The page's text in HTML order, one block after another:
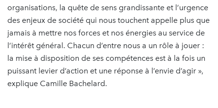
organisations, la quête de sens grandissante et l’urgence
des enjeux de société qui nous touchent appelle plus que
jamais à mettre nos forces et nos énergies au service de
l’intérêt général. Chacun d’entre nous a un rôle à jouer :
la mise à disposition de ses compétences est à la fois un
puissant levier d’action et une réponse à l’envie d’agir »,
explique Camille Bachelard.